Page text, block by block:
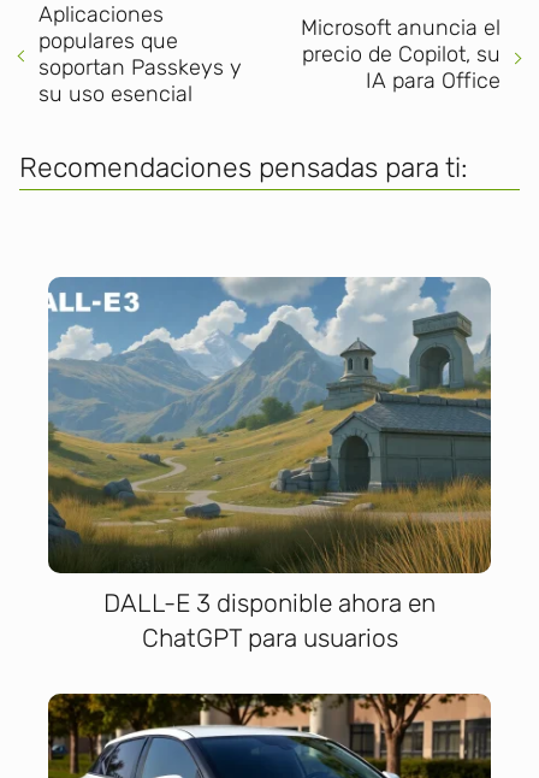
Aplicaciones
populares que
soportan Passkeys y
su uso esencial
Microsoft anuncia el
precio de Copilot, su
IA para Office
Recomendaciones pensadas para ti:
DALL-E 3 disponible ahora en
ChatGPT para usuarios